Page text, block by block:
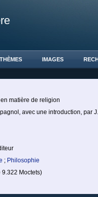
THÈMES IMAGES
matière de religion
avec une introduction, par
; Philosophie
Moctets)